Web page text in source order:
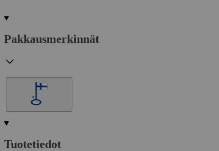
Pakkausmerkinnät
Tuotetiedot